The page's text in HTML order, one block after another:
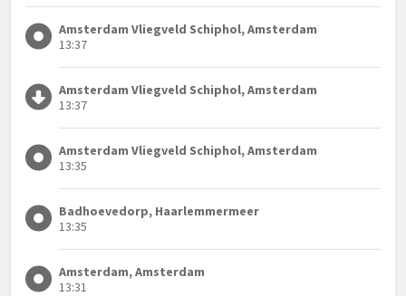
Amsterdam Vliegveld Schiphol, Amsterdam
13:37
Amsterdam Vliegveld Schiphol, Amsterdam
13:37
Amsterdam Vliegveld Schiphol, Amsterdam
13:35
Badhoevedorp, Haarlemmermeer
13:35
Amsterdam, Amsterdam
13:31